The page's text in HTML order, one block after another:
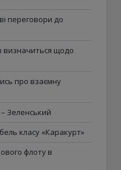
переговори до
визначиться щодо
про взаємну
– Зеленський
класу «Каракурт»
флоту в